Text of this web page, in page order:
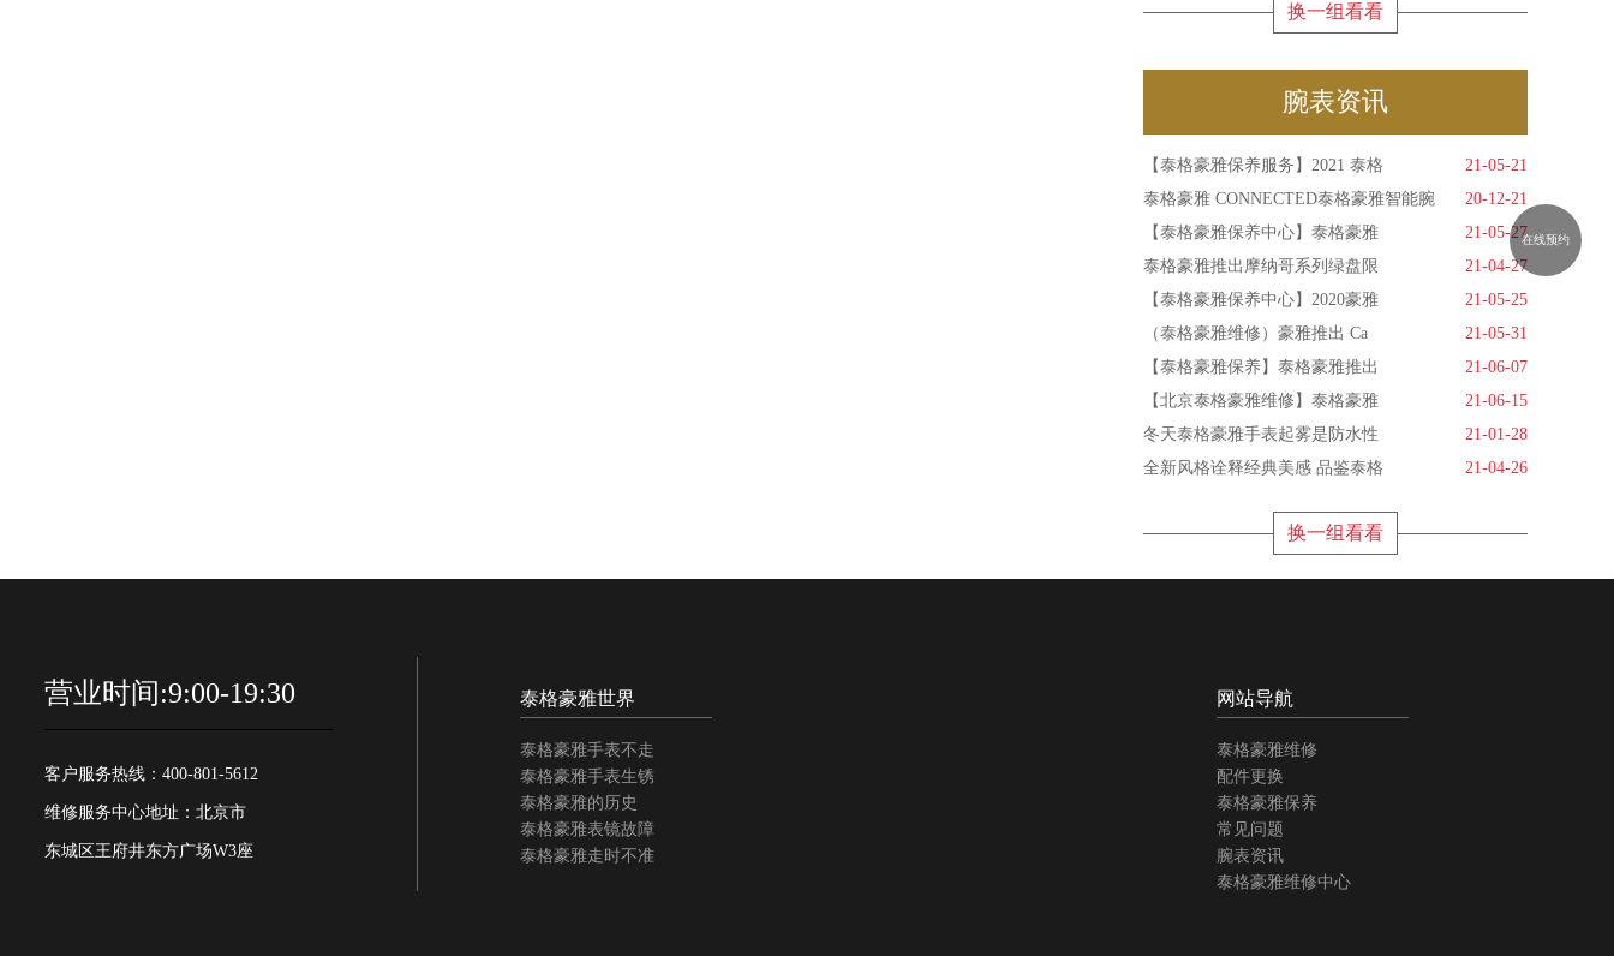
换一组看看
腕表资讯
【泰格豪雅保养服务】2021 泰格
21-05-21
泰格豪雅 CONNECTED泰格豪雅智能腕
20-12-21
【泰格豪雅保养中心】泰格豪雅
21-05-27
泰格豪雅推出摩纳哥系列绿盘限
21-04-27
【泰格豪雅保养中心】2020豪雅
21-05-25
（泰格豪雅维修）豪雅推出 Ca
21-05-31
【泰格豪雅保养】泰格豪雅推出
21-06-07
【北京泰格豪雅维修】泰格豪雅
21-06-15
冬天泰格豪雅手表起雾是防水性
21-01-28
全新风格诠释经典美感 品鉴泰格
21-04-26
换一组看看
营业时间:9:00-19:30
客户服务热线：400-801-5612
维修服务中心地址：北京市
东城区王府井东方广场W3座
泰格豪雅世界
泰格豪雅手表不走
泰格豪雅手表生锈
泰格豪雅的历史
泰格豪雅表镜故障
泰格豪雅走时不准
网站导航
泰格豪雅维修
配件更换
泰格豪雅保养
常见问题
腕表资讯
泰格豪雅维修中心
在线预约